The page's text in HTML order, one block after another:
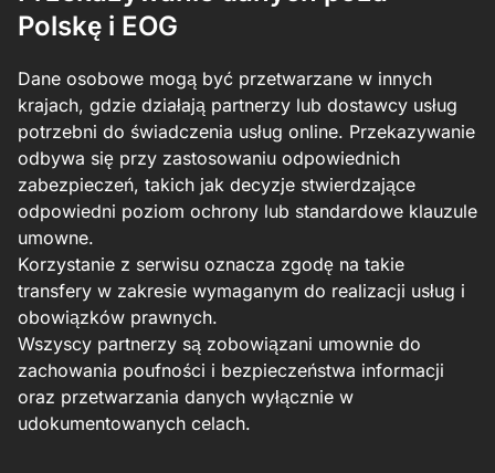
Polskę i EOG
Dane osobowe mogą być przetwarzane w innych
krajach, gdzie działają partnerzy lub dostawcy usług
potrzebni do świadczenia usług online. Przekazywanie
odbywa się przy zastosowaniu odpowiednich
zabezpieczeń, takich jak decyzje stwierdzające
odpowiedni poziom ochrony lub standardowe klauzule
umowne.
Korzystanie z serwisu oznacza zgodę na takie
transfery w zakresie wymaganym do realizacji usług i
obowiązków prawnych.
Wszyscy partnerzy są zobowiązani umownie do
zachowania poufności i bezpieczeństwa informacji
oraz przetwarzania danych wyłącznie w
udokumentowanych celach.